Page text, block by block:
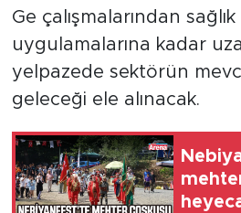
Ge çalışmalarından
uygulamalarına kadar
yelpazede sektörün
geleceği ele alınacak.